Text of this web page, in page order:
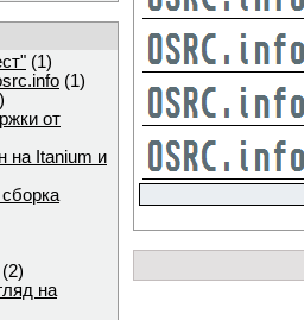
(1)
(1)
от
на Itanium и
(2)
на